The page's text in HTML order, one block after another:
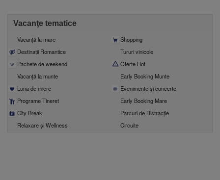
Vacanţe tematice
Vacanţă la mare
Shopping
Destinații Romantice
Tururi vinicole
Pachete de weekend
Oferte Hot
Vacanță la munte
Early Booking Munte
Luna de miere
Evenimente şi concerte
Programe Tineret
Early Booking Mare
City Break
Parcuri de Distracție
Relaxare și Wellness
Circuite